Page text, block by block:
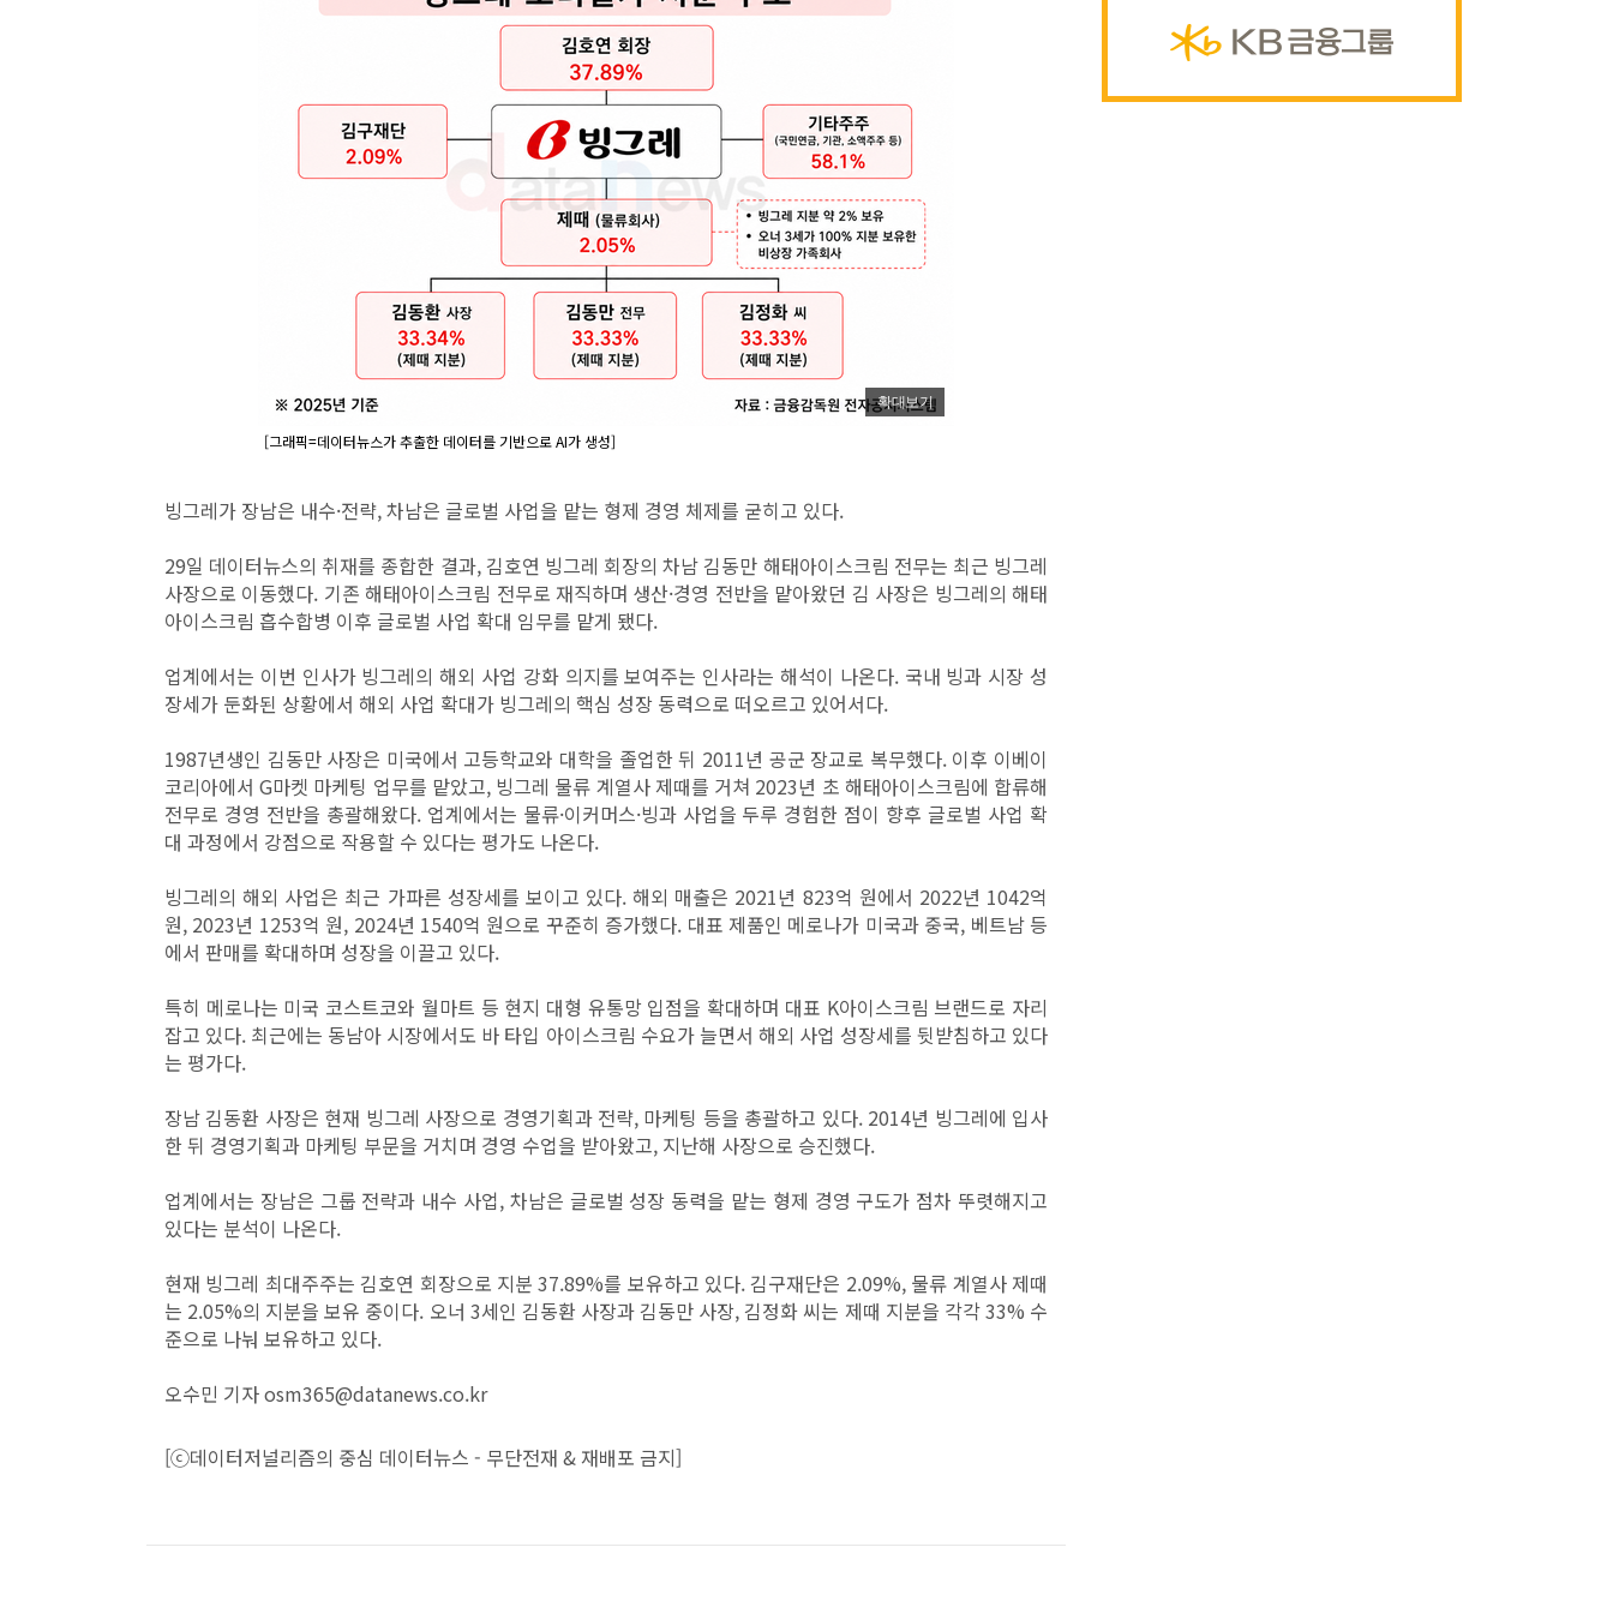
확대보기
[그래픽=데이터뉴스가 추출한 데이터를 기반으로 AI가 생성]
빙그레가 장남은 내수·전략, 차남은 글로벌 사업을 맡는 형제 경영 체제를 굳히고 있다.
29일 데이터뉴스의 취재를 종합한 결과, 김호연 빙그레 회장의 차남 김동만 해태아이스크림 전무는 최근 빙그레
사장으로 이동했다. 기존 해태아이스크림 전무로 재직하며 생산·경영 전반을 맡아왔던 김 사장은 빙그레의 해태
아이스크림 흡수합병 이후 글로벌 사업 확대 임무를 맡게 됐다.
업계에서는 이번 인사가 빙그레의 해외 사업 강화 의지를 보여주는 인사라는 해석이 나온다. 국내 빙과 시장 성
장세가 둔화된 상황에서 해외 사업 확대가 빙그레의 핵심 성장 동력으로 떠오르고 있어서다.
1987년생인 김동만 사장은 미국에서 고등학교와 대학을 졸업한 뒤 2011년 공군 장교로 복무했다. 이후 이베이
코리아에서 G마켓 마케팅 업무를 맡았고, 빙그레 물류 계열사 제때를 거쳐 2023년 초 해태아이스크림에 합류해
전무로 경영 전반을 총괄해왔다. 업계에서는 물류·이커머스·빙과 사업을 두루 경험한 점이 향후 글로벌 사업 확
대 과정에서 강점으로 작용할 수 있다는 평가도 나온다.
빙그레의 해외 사업은 최근 가파른 성장세를 보이고 있다. 해외 매출은 2021년 823억 원에서 2022년 1042억
원, 2023년 1253억 원, 2024년 1540억 원으로 꾸준히 증가했다. 대표 제품인 메로나가 미국과 중국, 베트남 등
에서 판매를 확대하며 성장을 이끌고 있다.
특히 메로나는 미국 코스트코와 월마트 등 현지 대형 유통망 입점을 확대하며 대표 K아이스크림 브랜드로 자리
잡고 있다. 최근에는 동남아 시장에서도 바 타입 아이스크림 수요가 늘면서 해외 사업 성장세를 뒷받침하고 있다
는 평가다.
장남 김동환 사장은 현재 빙그레 사장으로 경영기획과 전략, 마케팅 등을 총괄하고 있다. 2014년 빙그레에 입사
한 뒤 경영기획과 마케팅 부문을 거치며 경영 수업을 받아왔고, 지난해 사장으로 승진했다.
업계에서는 장남은 그룹 전략과 내수 사업, 차남은 글로벌 성장 동력을 맡는 형제 경영 구도가 점차 뚜렷해지고
있다는 분석이 나온다.
현재 빙그레 최대주주는 김호연 회장으로 지분 37.89%를 보유하고 있다. 김구재단은 2.09%, 물류 계열사 제때
는 2.05%의 지분을 보유 중이다. 오너 3세인 김동환 사장과 김동만 사장, 김정화 씨는 제때 지분을 각각 33% 수
준으로 나눠 보유하고 있다.
오수민 기자 osm365@datanews.co.kr
[ⓒ데이터저널리즘의 중심 데이터뉴스 - 무단전재 & 재배포 금지]